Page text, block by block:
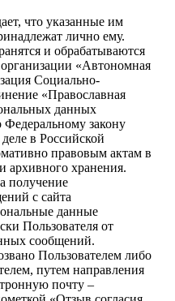
что указанные им
лично ему.
и обрабатываются
«Автономная
Социально-
«Православная
данных
Федеральному закону
в Российской
правовым актам в
архивного хранения.
получение
с сайта
данные
Пользователя от
сообщений.
Пользователем либо
путем направления
почту –